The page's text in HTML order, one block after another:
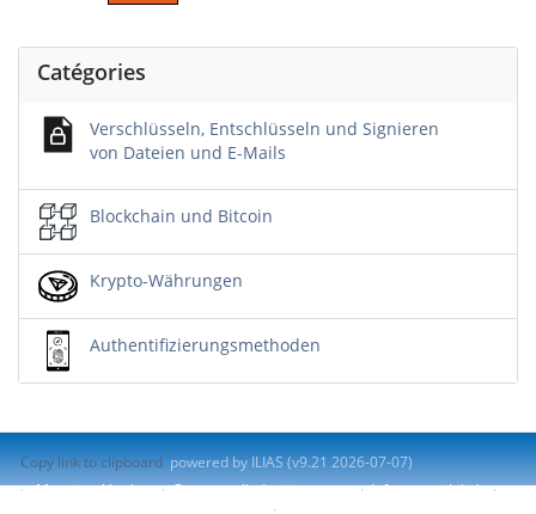
Catégories
Verschlüsseln, Entschlüsseln und Signieren
von Dateien und E-Mails
Blockchain und Bitcoin
Krypto-Währungen
Authentifizierungsmethoden
Copy link to clipboard powered by ILIAS (v9.21 2026-07-07)
Mentions légales
Contacter l'administrateur
Info accessibilité